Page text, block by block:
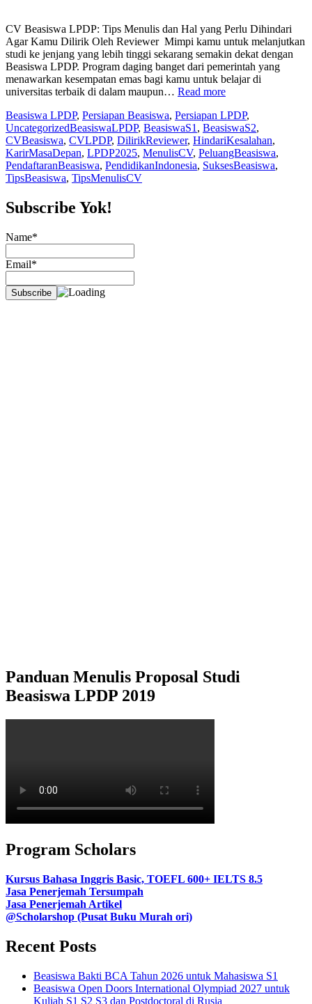
CV Beasiswa LPDP: Tips Menulis dan Hal yang Perlu Dihindari
Agar Kamu Dilirik Oleh Reviewer Mimpi kamu untuk melanjutkan
studi ke jenjang yang lebih tinggi sekarang semakin dekat dengan
Beasiswa LPDP. Program daging banget dari pemerintah yang
menawarkan kesempatan emas bagi kamu untuk belajar di
universitas terbaik di dalam maupun… Read more“CV
LPDP:
Tips
Menulis
dan
Hal
Beasiswa LPDP, Persiapan Beasiswa, Persiapan LPDP,
UncategorizedBeasiswaLPDP, BeasiswaS1, BeasiswaS2,
CVBeasiswa, CVLPDP, DilirikReviewer, HindariKesalahan,
KarirMasaDepan, LPDP2025, MenulisCV, PeluangBeasiswa,
PendaftaranBeasiswa, PendidikanIndonesia, SuksesBeasiswa,
TipsBeasiswa, TipsMenulisCV
Subscribe Yok!
Name*
Email*
Panduan Menulis Proposal Studi
Beasiswa LPDP 2019
Program Scholars
Kursus Bahasa Inggris Basic, TOEFL 600+ IELTS 8.5
Jasa Penerjemah Tersumpah
Jasa Penerjemah Artikel
@Scholarshop (Pusat Buku Murah ori)
Recent Posts
Beasiswa Bakti BCA Tahun 2026 untuk Mahasiswa S1
Beasiswa Open Doors International Olympiad 2027 untuk
Kuliah S1 S2 S3 dan Postdoctoral di Rusia